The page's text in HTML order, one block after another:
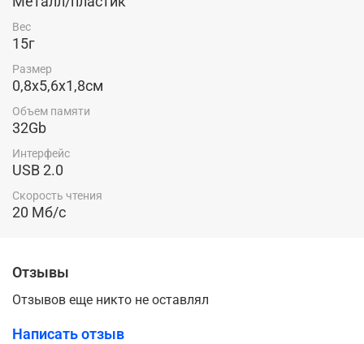
Вес
15г
Размер
0,8х5,6х1,8см
Объем памяти
32Gb
Интерфейс
USB 2.0
Скорость чтения
20 Мб/с
Отзывы
Отзывов еще никто не оставлял
Написать отзыв